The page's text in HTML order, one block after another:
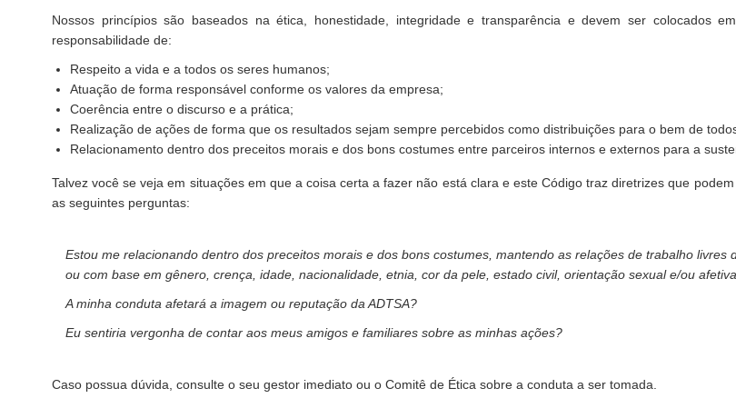
Nossos princípios são baseados na ética, honestidade, integridade e transparência e devem ser colocados
responsabilidade de:
Respeito a vida e a todos os seres humanos;
Atuação de forma responsável conforme os valores da empresa;
Coerência entre o discurso e a prática;
Realização de ações de forma que os resultados sejam sempre percebidos como distribuições para o bem de
Relacionamento dentro dos preceitos morais e dos bons costumes entre parceiros internos e externos para a
Talvez você se veja em situações em que a coisa certa a fazer não está clara e este Código traz diretrizes que
as seguintes perguntas:
Estou me relacionando dentro dos preceitos morais e dos bons costumes, mantendo as relações de trabalho
ou com base em gênero, crença, idade, nacionalidade, etnia, cor da pele, estado civil, orientação sexual e/ou
A minha conduta afetará a imagem ou reputação da ADTSA?
Eu sentiria vergonha de contar aos meus amigos e familiares sobre as minhas ações?
Caso possua dúvida, consulte o seu gestor imediato ou o Comitê de Ética sobre a conduta a ser tomada.